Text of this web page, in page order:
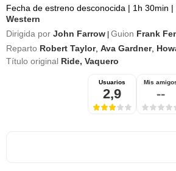
Fecha de estreno desconocida | 1h 30min |
Western
Dirigida por John Farrow Guion Frank
Reparto Robert Taylor, Ava Gardner,
Título original Ride, Vaquero
Usuarios
2,9
Mis
--